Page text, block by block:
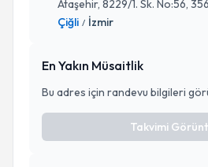
Ataşehir, 8229/1. Sk. No:56,
Çiğli / İzmir
En Yakın Müsaitlik
Bu adres için randevu bilgileri
Takvimi